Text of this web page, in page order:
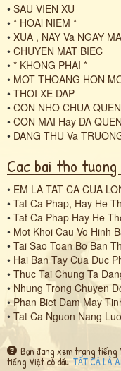
• SAU VIEN XU
• * HOAl NIEM *
• XUA , NAY Va NGAY
• CHUYEN MAT BIEC
• * KHONG PHAI *
• MOT THOANG HON
• THOI XE DAP
• CON NHO CHUA QUEN
• CON MAI Hay DA
• DANG THU Va
Cac bai tho
• EM LA TAT CA CUA
• Tat Ca Phap, Hay He
• Tat Ca Phap Hay He Thong
• Mot Khoi Cau Vo Hinh Bao Gom "the
• Tai Sao Toan Bo Ban The Chung Ta Va Tat Ca Chung Sanh
• Hai Ban Tay Cua Duc Phat Mang Y
• Thuc Tai Chung Ta Dang Song Chinh La Phap Thu
• Nhung Trong Chuyen Dong Quay
•Phan Biet Dam May Tinh Van Voi Tat Ca Dam May
• Tat Ca Nguon Nang Luong
Bạn đang xem trang tiếng
tiếng Việt có dấu: TẤT CẢ LÀ